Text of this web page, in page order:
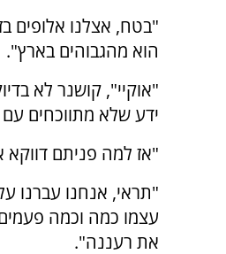
"בטח, אצלנו אלופים
הוא מהגבוהים בארץ".
"אוקיי", קושנר לא
ידע שלא מתווכחים
"אז למה פניתם
"תראי, אנחנו עברנו
עצמו כמה וכמה
את רעננה".